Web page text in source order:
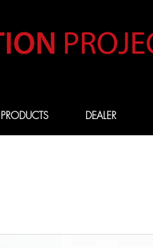
PRODUCTS DEALER